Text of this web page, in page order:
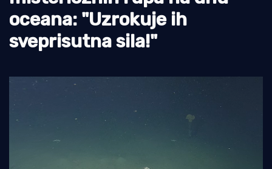
Tradicija i kultura
oceana: "Uzrokuje ih
sveprisutna sila!"